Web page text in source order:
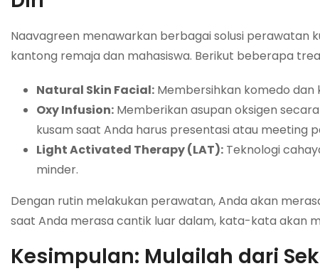
Naavagreen menawarkan berbagai solusi perawatan
kantong remaja dan mahasiswa. Berikut beberapa
Natural Skin Facial: Membersihkan komedo
Oxy Infusion: Memberikan asupan oksigen
kusam saat Anda harus presentasi atau meeting
Light Activated Therapy (LAT): Teknologi
minder.
Dengan rutin melakukan perawatan, Anda akan
saat Anda merasa cantik luar dalam, kata-kata akan
Kesimpulan: Mulailah dari